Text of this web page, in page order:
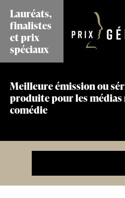
contenu
principal
Lauréats,
finalistes
et prix
spéciaux
Meilleure émission ou
produite pour les
comédie